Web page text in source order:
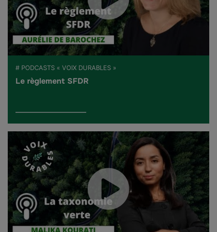
# PODCASTS « VOIX DURABLES »
Le règlement SFDR